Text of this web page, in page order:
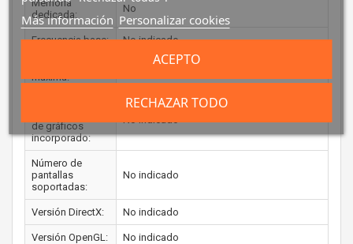
Memoria
dedicada:
No
Frecuencia base: No indicado
máxima:
de gráficos
incorporado:
Número de
pantallas
soportadas:
No indicado
Versión DirectX: No indicado
Versión OpenGL: No indicado
Más información Personalizar cookies
RECHAZAR TODO
ACEPTO